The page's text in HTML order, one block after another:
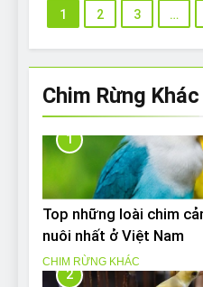
Chim Rừng Khác
1
Top những loài chim
nuôi nhất ở Việt Nam
CHIM RỪNG KHÁC
2
1 2 3 …